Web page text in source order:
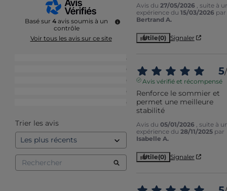
Basé sur 4 avis soumis à un
contrôle
Voir tous les avis sur ce site
4
0
0
0
0
Trier les avis
Avis du 27/05/2026
, suite à
expérience du 15/03/2026 par
Bertrand A.
Utile(0) Signaler
5/
Avis vérifié et récompensé
Renforce le sommier et
permet une meilleure
stabilité
Avis du 05/01/2026
, suite à
expérience du 28/11/2025 par
Isabelle A.
Utile(0) Signaler